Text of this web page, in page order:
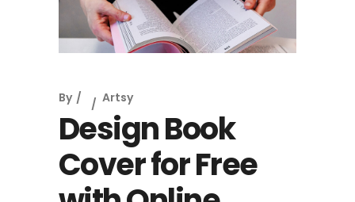
By Artsy
Design Book
Cover for Free